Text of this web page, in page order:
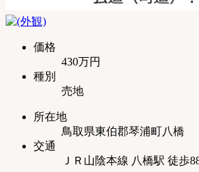
価格
430万円
種別
売地
所在地
鳥取県東伯郡琴浦町八橋
交通
ＪＲ山陰本線 八橋駅 徒歩